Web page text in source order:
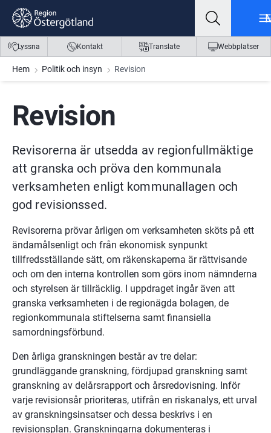
Gå till innehåll
Gå till meny
Gå till sidfot
Lyssna Kontakt Translate Webbplatser
Hem Politik och insyn Revision
Revision
Revisorerna är utsedda av regionfullmäktige
att granska och pröva den kommunala
verksamheten enligt kommunallagen och
god revisionssed.
Revisorerna prövar årligen om verksamheten sköts på ett
ändamålsenligt och från ekonomisk synpunkt
tillfredsställande sätt, om räkenskaperna är rättvisande
och om den interna kontrollen som görs inom nämnderna
och styrelsen är tillräcklig. I uppdraget ingår även att
granska verksamheten i de regionägda bolagen, de
regionkommunala stiftelserna samt finansiella
samordningsförbund.
Den årliga granskningen består av tre delar:
grundläggande granskning, fördjupad granskning samt
granskning av delårsrapport och årsredovisning. Inför
varje revisionsår prioriteras, utifrån en riskanalys, ett urval
av granskningsinsatser och dessa beskrivs i en
revisionsplan. Granskningarna dokumenteras i